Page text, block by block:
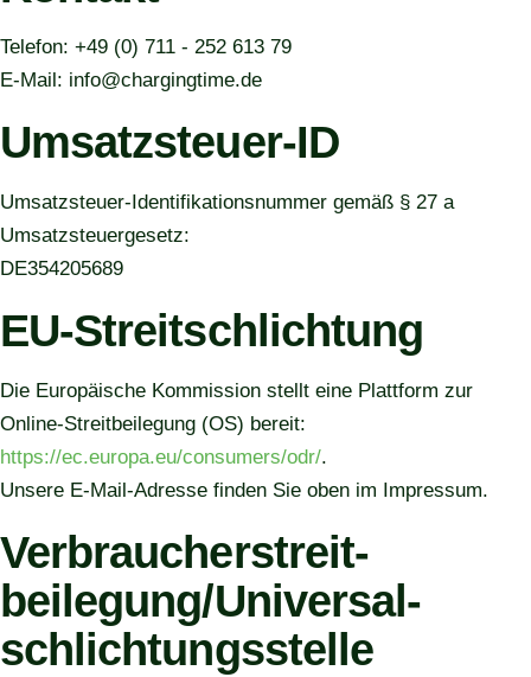
Telefon: +49 (0) 711 - 252 613 79
E-Mail: info@chargingtime.de
Umsatzsteuer-ID
Umsatzsteuer-Identifikationsnummer gemäß § 27 a
Umsatzsteuergesetz:
DE354205689
EU-Streitschlichtung
Die Europäische Kommission stellt eine Plattform zur
Online-Streitbeilegung (OS) bereit:
https://ec.europa.eu/consumers/odr/.
Unsere E-Mail-Adresse finden Sie oben im Impressum.
Verbraucher­streit­
beilegung/Universal­
schlichtungs­stelle